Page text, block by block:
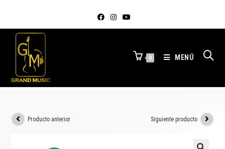
0 MENÚ
Producto anterior Siguiente producto